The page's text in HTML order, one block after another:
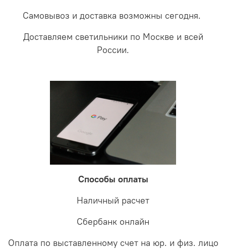
Самовывоз и доставка возможны сегодня.
Доставляем светильники по Москве и всей
России.
Способы оплаты
Наличный расчет
Сбербанк онлайн
Оплата по выставленному счет на юр. и физ. лицо